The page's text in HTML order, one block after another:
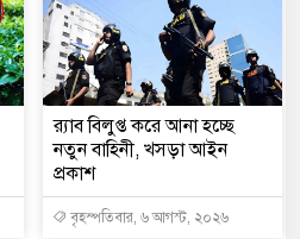
র‍্যাব বিলুপ্ত করে আনা হচ্ছে
নতুন বাহিনী, খসড়া আইন
প্রকাশ
বৃহস্পতিবার, ৬ আগস্ট, ২০২৬